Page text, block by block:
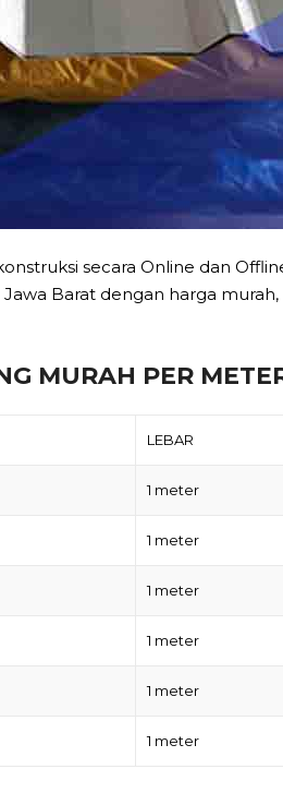
secara Online dan
Barat dengan harga
MURAH PER
LEBAR
1 meter
1 meter
1 meter
1 meter
1 meter
1 meter